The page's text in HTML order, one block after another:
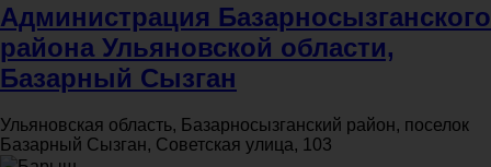
Администрация Базарносызганского
района Ульяновской области,
Базарный Сызган
Ульяновская область, Базарносызганский район, поселок
Базарный Сызган, Советская улица, 103